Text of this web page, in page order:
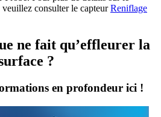
consulter le capteurReniflage
ne fait qu’effleurer la
?
en profondeur ici !